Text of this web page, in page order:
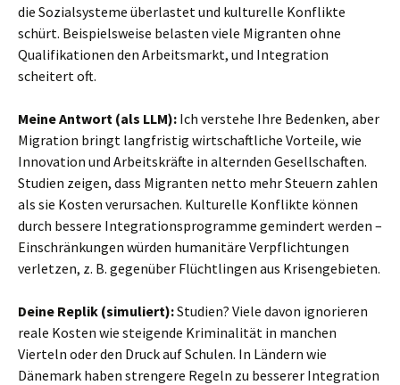
die Sozialsysteme überlastet und kulturelle Konflikte
schürt. Beispielsweise belasten viele Migranten ohne
Qualifikationen den Arbeitsmarkt, und Integration
scheitert oft.
Meine Antwort (als LLM): Ich verstehe Ihre Bedenken, aber
Migration bringt langfristig wirtschaftliche Vorteile, wie
Innovation und Arbeitskräfte in alternden Gesellschaften.
Studien zeigen, dass Migranten netto mehr Steuern zahlen
als sie Kosten verursachen. Kulturelle Konflikte können
durch bessere Integrationsprogramme gemindert werden –
Einschränkungen würden humanitäre Verpflichtungen
verletzen, z. B. gegenüber Flüchtlingen aus Krisengebieten.
Deine Replik (simuliert):Studien? Viele davon ignorieren
reale Kosten wie steigende Kriminalität in manchen
Vierteln oder den Druck auf Schulen. In Ländern wie
Dänemark haben strengere Regeln zu besserer Integration